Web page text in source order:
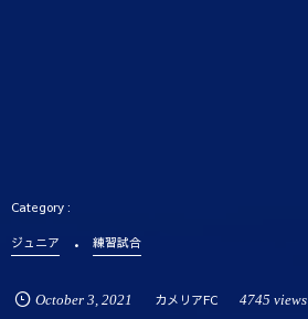
ジュニア 練習試合
October 3 2021 カメリアFC 4745 views